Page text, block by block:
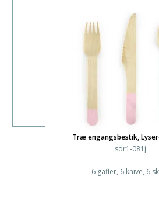
Træ engangsbestik,
sdr1-081j
6 gafler, 6 knive, 6